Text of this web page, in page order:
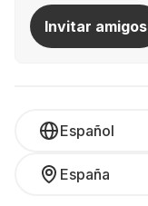
Invitar amigos
Español
España